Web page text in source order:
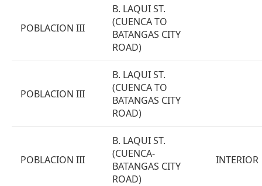
POBLACION III
B. LAQUI ST.
(CUENCA TO
BATANGAS CITY
ROAD)
POBLACION III
B. LAQUI ST.
(CUENCA TO
BATANGAS CITY
ROAD)
POBLACION III
B. LAQUI ST.
(CUENCA-
BATANGAS CITY
ROAD)
INTERIOR